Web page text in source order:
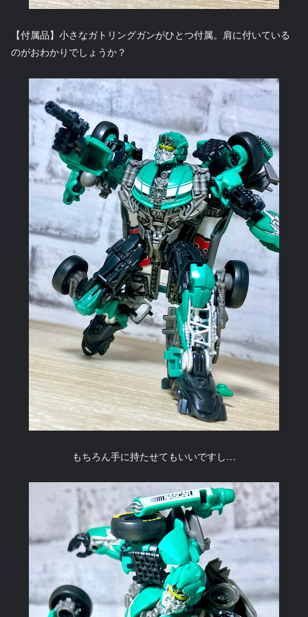
【付属品】小さなガトリングガンがひとつ付属。肩に付いている
のがおわかりでしょうか？
もちろん手に持たせてもいいですし…